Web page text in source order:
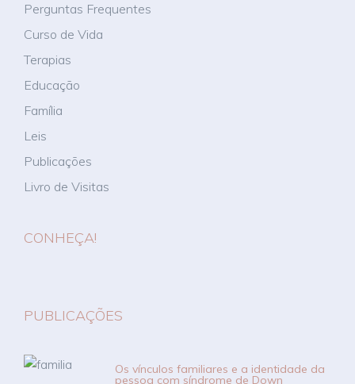
Perguntas Frequentes
Curso de Vida
Terapias
Educação
Família
Leis
Publicações
Livro de Visitas
CONHEÇA!
PUBLICAÇÕES
Os vínculos familiares e a identidade da
pessoa com síndrome de Down